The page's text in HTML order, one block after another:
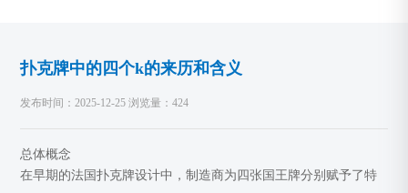
扑克牌中的四个k的来历和含义
发布时间：2025-12-25 浏览量：424
总体概念
在早期的法国扑克牌设计中，制造商为四张国王牌分别赋予了特